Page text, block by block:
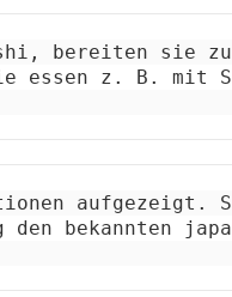
bereiten sie
essen z. B. mit
aufgezeigt.
bekannten